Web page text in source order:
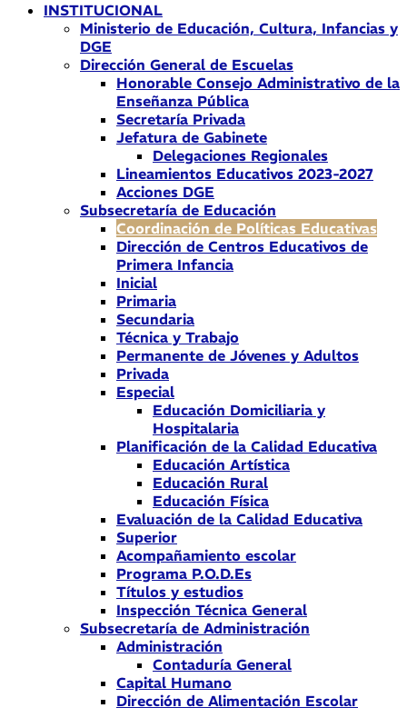
INSTITUCIONAL
Ministerio de Educación, Cultura, Infancias y
DGE
Dirección General de Escuelas
Honorable Consejo Administrativo de la
Enseñanza Pública
Secretaría Privada
Jefatura de Gabinete
Delegaciones Regionales
Lineamientos Educativos 2023-2027
Acciones DGE
Subsecretaría de Educación
Coordinación de Políticas Educativas
Dirección de Centros Educativos de
Primera Infancia
Inicial
Primaria
Secundaria
Técnica y Trabajo
Permanente de Jóvenes y Adultos
Privada
Especial
Educación Domiciliaria y
Hospitalaria
Planificación de la Calidad Educativa
Educación Artística
Educación Rural
Educación Física
Evaluación de la Calidad Educativa
Superior
Acompañamiento escolar
Programa P.O.D.Es
Títulos y estudios
Inspección Técnica General
Subsecretaría de Administración
Administración
Contaduría General
Capital Humano
Dirección de Alimentación Escolar